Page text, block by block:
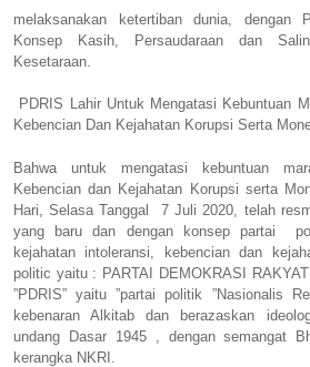
melaksanakan ketertiban dunia, dengan
Konsep Kasih, Persaudaraan dan
Kesetaraan.
PDRIS Lahir Untuk Mengatasi Kebuntuan
Kebencian Dan Kejahatan Korupsi Serta
Bahwa untuk mengatasi kebuntuan
Kebencian dan Kejahatan Korupsi serta
Hari, Selasa Tanggal 7 Juli 2020, telah
yang baru dan dengan konsep partai
kejahatan intoleransi, kebencian dan
politic yaitu : PARTAI DEMOKRASI
”PDRIS” yaitu ”partai politik ”Nasionalis
kebenaran Alkitab dan berazaskan
undang Dasar 1945 , dengan semangat
kerangka NKRI.